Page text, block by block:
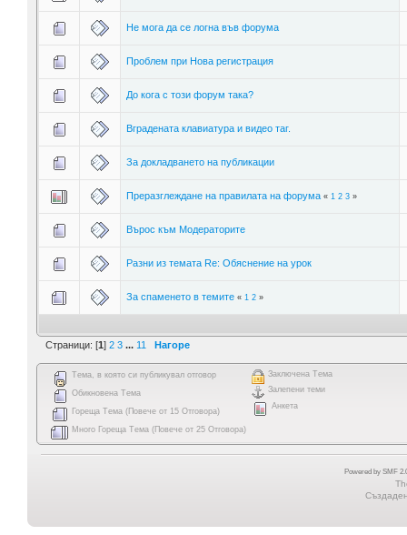
Не мога да се логна във форума
Проблем при Нова регистрация
До кога с този форум така?
Вградената клавиатура и видео таг.
За докладването на публикации
Преразглеждане на правилата на форума « 1 2 3»
Върос към Модераторите
Разни из темата Re: Обяснение на урок
За спаменето в темите « 1 2»
Страници: [1] 2 3 ... 11 Нагоре
Тема, в която си публикувал отговор
Обикновена Тема
Гореща Тема (Повече от 15 Отговора)
Много Гореща Тема (Повече от 25 Отговора)
Заключена Тема
Залепени теми
Анкета
Powered by SMF